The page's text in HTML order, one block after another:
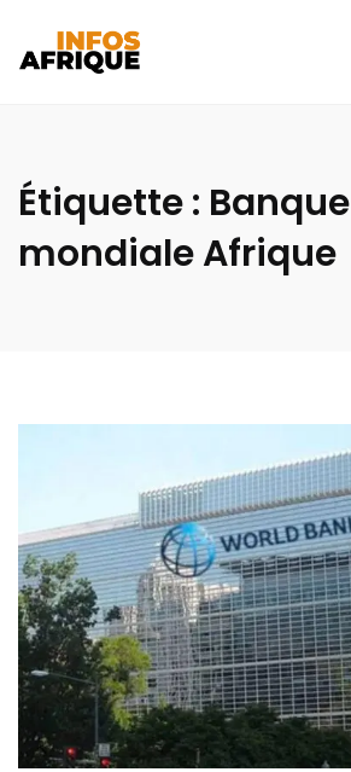
Étiquette : Banque
mondiale Afrique